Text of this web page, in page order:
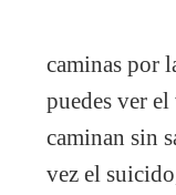
caminas por
puedes ver
caminan sin
vez el